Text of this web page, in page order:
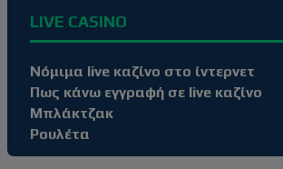
LIVE CASINO
Νόμιμα live καζίνο στο ίντερνετ
Πως κάνω εγγραφή σε live καζίνο
Μπλάκτζακ
Ρουλέτα